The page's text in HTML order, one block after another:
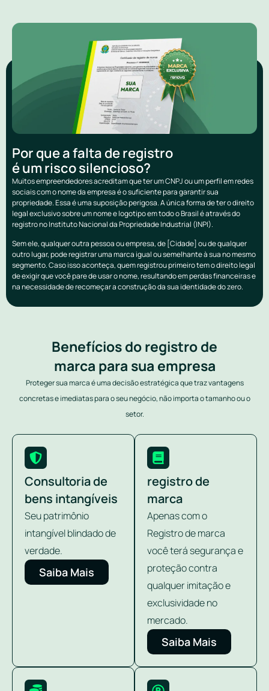
Por que a falta de registro
é um risco silencioso?
Muitos empreendedores acreditam que ter um CNPJ ou um perfil em redes
sociais com o nome da empresa é o suficiente para garantir sua
propriedade. Essa é uma suposição perigosa. A única forma de ter o direito
legal exclusivo sobre um nome e logotipo em todo o Brasil é através do
registro no Instituto Nacional da Propriedade Industrial (INPI).
Sem ele, qualquer outra pessoa ou empresa, de [Cidade] ou de qualquer
outro lugar, pode registrar uma marca igual ou semelhante à sua no mesmo
segmento. Caso isso aconteça, quem registrou primeiro tem o direito legal
de exigir que você pare de usar o nome, resultando em perdas financeiras e
na necessidade de recomeçar a construção da sua identidade do zero.
Benefícios do registro de
marca para sua empresa
Proteger sua marca é uma decisão estratégica que traz vantagens
concretas e imediatas para o seu negócio, não importa o tamanho ou o
setor.
Consultoria de
bens intangíveis
Seu patrimônio
intangível blindado de
verdade.
Saiba Mais
registro de
marca
Apenas com o
Registro de marca
você terá segurança e
proteção contra
qualquer imitação e
exclusividade no
mercado.
Saiba Mais